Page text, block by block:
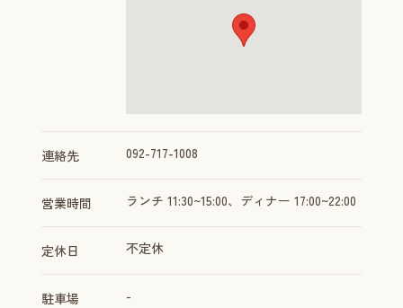
連絡先 092-717-1008
営業時間 ランチ 11:30~15:00、ディナー 17:00~22:00
定休日 不定休
駐車場 -